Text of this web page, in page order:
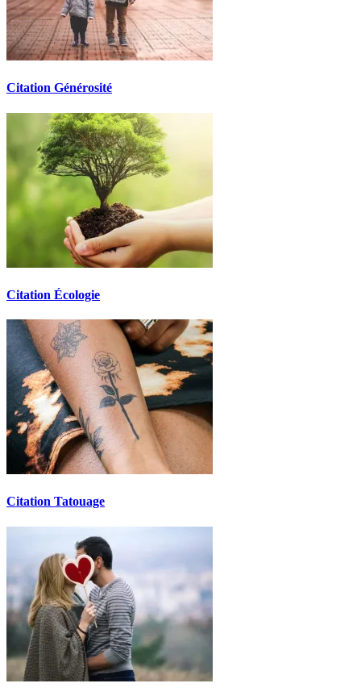
Citation Générosité
Citation Écologie
Citation Tatouage